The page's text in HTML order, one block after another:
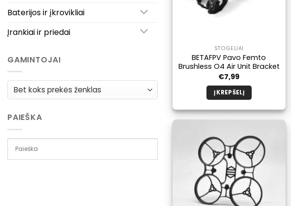
Baterijos ir įkrovikliai
Įrankiai ir priedai
GAMINTOJAI
PAIEŠKA
produkto
STOGELIAI
BETAFPV Pavo Femto
Brushless O4 Air Unit Bracket
€7,99
Į KREPŠELĮ